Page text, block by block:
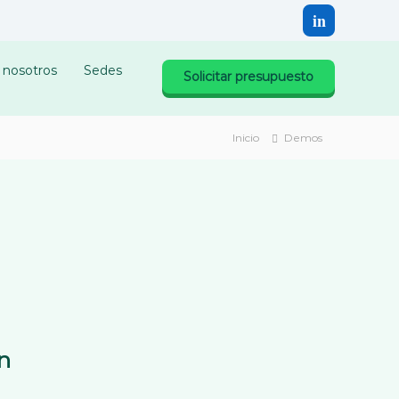
Sedes Solicitar presupuesto
Inicio Demos